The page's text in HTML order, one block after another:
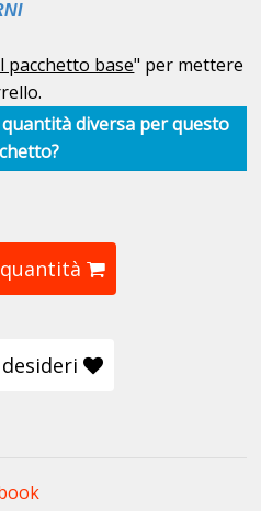
pacchetto base" per mettere
diversa per questo
quantità
desideri